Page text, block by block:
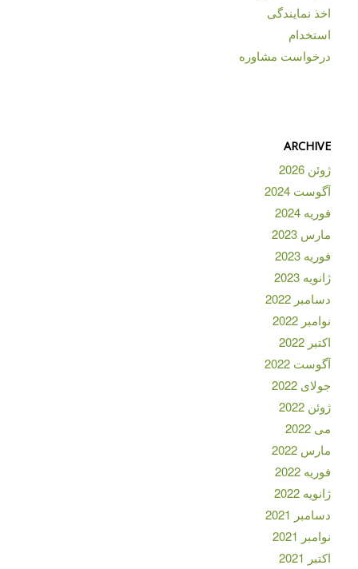
اخذ نمایندگی
استخدام
درخواست مشاوره
ARCHIVE
ژوئن 2026
آگوست 2024
فوریه 2024
مارس 2023
فوریه 2023
ژانویه 2023
دسامبر 2022
نوامبر 2022
اکتبر 2022
آگوست 2022
جولای 2022
ژوئن 2022
می 2022
مارس 2022
فوریه 2022
ژانویه 2022
دسامبر 2021
نوامبر 2021
اکتبر 2021